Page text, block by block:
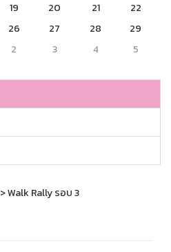
19 20 21
22
26 27 28
29
2 3 4 5
> Walk Rally รอบ 3